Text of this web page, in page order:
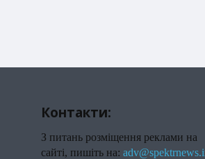
Контакти:
З питань розміщення реклами на
сайті, пишіть на: